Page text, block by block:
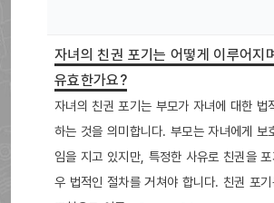
자녀의 친권 포기는 어떻게 이루어지
유효한가요?
자녀의 친권 포기는 부모가 자녀에 대한 법
하는 것을 의미합니다. 부모는 자녀에게 보
임을 지고 있지만, 특정한 사유로 친권을
우 법적인 절차를 거쳐야 합니다. 친권 포